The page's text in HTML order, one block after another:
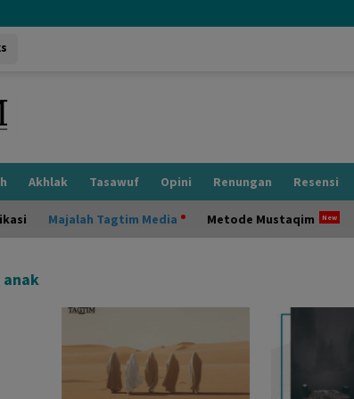
Akhlak Tasawuf Opini Renungan Resensi
Majalah Tagtim Media Metode Mustaqim